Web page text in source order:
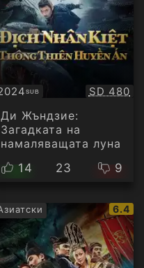
SUB SD 480
Ди Жъндзие:
Загадката на
намаляващата луна
14
23 9
IMDb
6.4